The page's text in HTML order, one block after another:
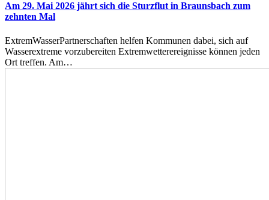
Am 29. Mai 2026 jährt sich die Sturzflut in Braunsbach zum
zehnten Mal
ExtremWasserPartnerschaften helfen Kommunen dabei, sich auf
Wasserextreme vorzubereiten Extremwetterereignisse können jeden
Ort treffen. Am…